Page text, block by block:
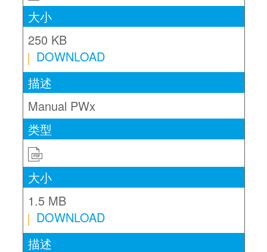
250 KB
DOWNLOAD
Manual PWx
PDF
1.5 MB
DOWNLOAD